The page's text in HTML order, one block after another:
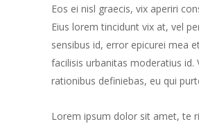
Eos ei nisl graecis, vix aperiri
Eius lorem tincidunt vix at, vel
sensibus id, error epicurei mea
facilisis urbanitas moderatius id.
rationibus definiebas, eu qui
Lorem ipsum dolor sit amet, te